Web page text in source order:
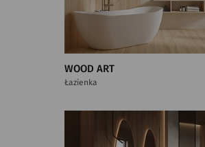
WOOD ART
Łazienka